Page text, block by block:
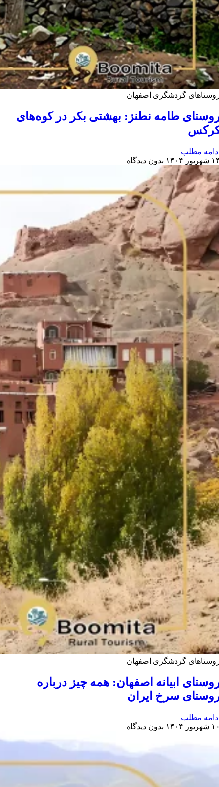
گردشگری اصفهان
طامه نطنز: بهشتی بکر در کوه‌های
مطلب
۱۴۰۴
بدون دیدگاه
گردشگری اصفهان
ابیانه اصفهان: همه چیز درباره
سرخ ایران
مطلب
۱۴۰۴
بدون دیدگاه